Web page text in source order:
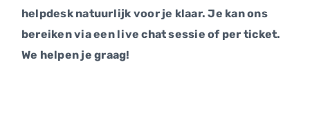
helpdesk natuurlijk voor je klaar. Je kan ons
bereiken via een live chat sessie of per ticket.
We helpen je graag!